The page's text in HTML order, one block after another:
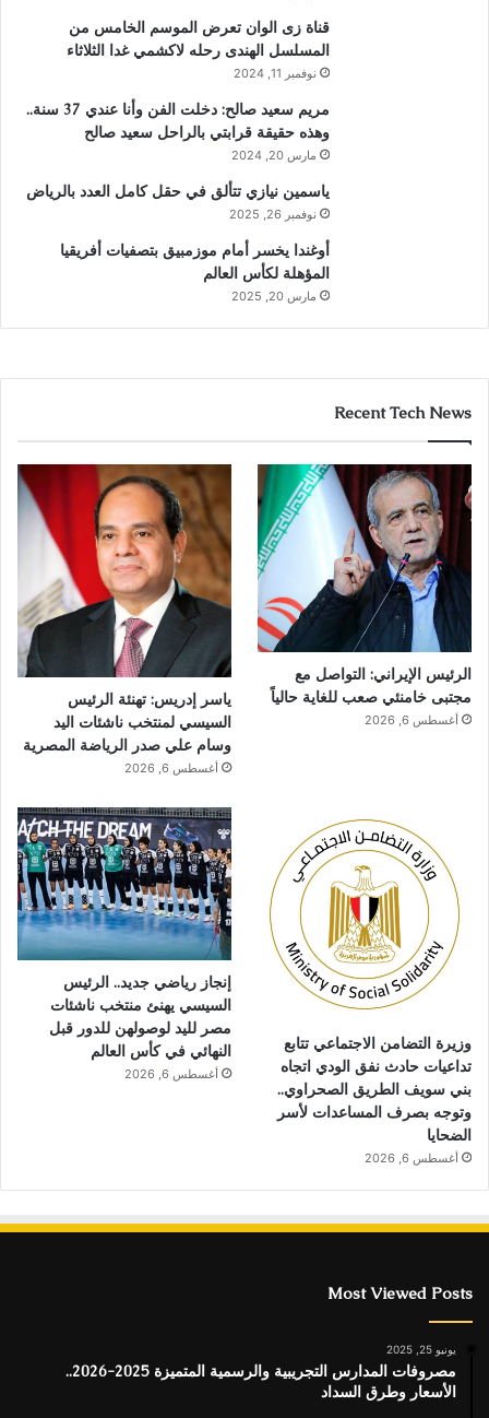
قناة زى الوان تعرض الموسم الخامس من
المسلسل الهندى رحله لاكشمي غدا الثلاثاء
نوفمبر 11, 2024
مريم سعيد صالح: دخلت الفن وأنا عندي 37 سنة..
وهذه حقيقة قرابتي بالراحل سعيد صالح
مارس 20, 2024
ياسمين نيازي تتألق في حقل كامل العدد بالرياض
نوفمبر 26, 2025
أوغندا يخسر أمام موزمبيق بتصفيات أفريقيا
المؤهلة لكأس العالم
مارس 20, 2025
Recent Tech News
الرئيس الإيراني: التواصل مع
مجتبى خامنئي صعب للغاية حالياً
أغسطس 6, 2026
ياسر إدريس: تهنئة الرئيس
السيسي لمنتخب ناشئات اليد
وسام علي صدر الرياضة المصرية
أغسطس 6, 2026
وزيرة التضامن الاجتماعي تتابع
تداعيات حادث نفق الودي اتجاه
بني سويف الطريق الصحراوي..
وتوجه بصرف المساعدات لأسر
الضحايا
أغسطس 6, 2026
إنجاز رياضي جديد.. الرئيس
السيسي يهنئ منتخب ناشئات
مصر لليد لوصولهن للدور قبل
النهائي في كأس العالم
أغسطس 6, 2026
Most Viewed Posts
يونيو 25, 2025
مصروفات المدارس التجريبية والرسمية المتميزة 2025-2026..
الأسعار وطرق السداد